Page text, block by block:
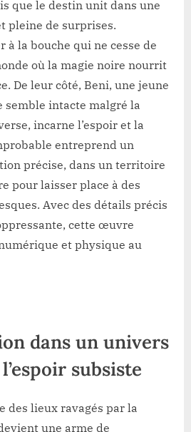
que le destin unit dans une
pleine de surprises.
à la bouche qui ne cesse de
où la magie noire nourrit
De leur côté, Beni, une jeune
semble intacte malgré la
incarne l’espoir et la
entreprend un
précise, dans un territoire
pour laisser place à des
Avec des détails précis
cette œuvre
et physique au
dans un univers
subsiste
des lieux ravagés par la
une arme de